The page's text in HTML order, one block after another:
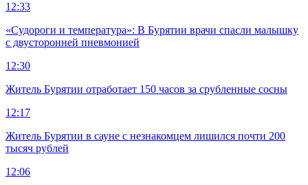
12:33
«Судороги и температура»: В Бурятии врачи спасли малышку
с двусторонней пневмонией
12:30
Житель Бурятии отработает 150 часов за срубленные сосны
12:17
Житель Бурятии в сауне с незнакомцем лишился почти 200
тысяч рублей
12:06